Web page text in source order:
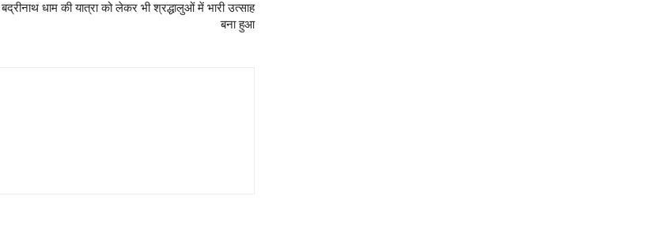
बद्रीनाथ धाम की यात्रा को लेकर भी श्रद्धालुओं में भारी उत्साह
बना हुआ